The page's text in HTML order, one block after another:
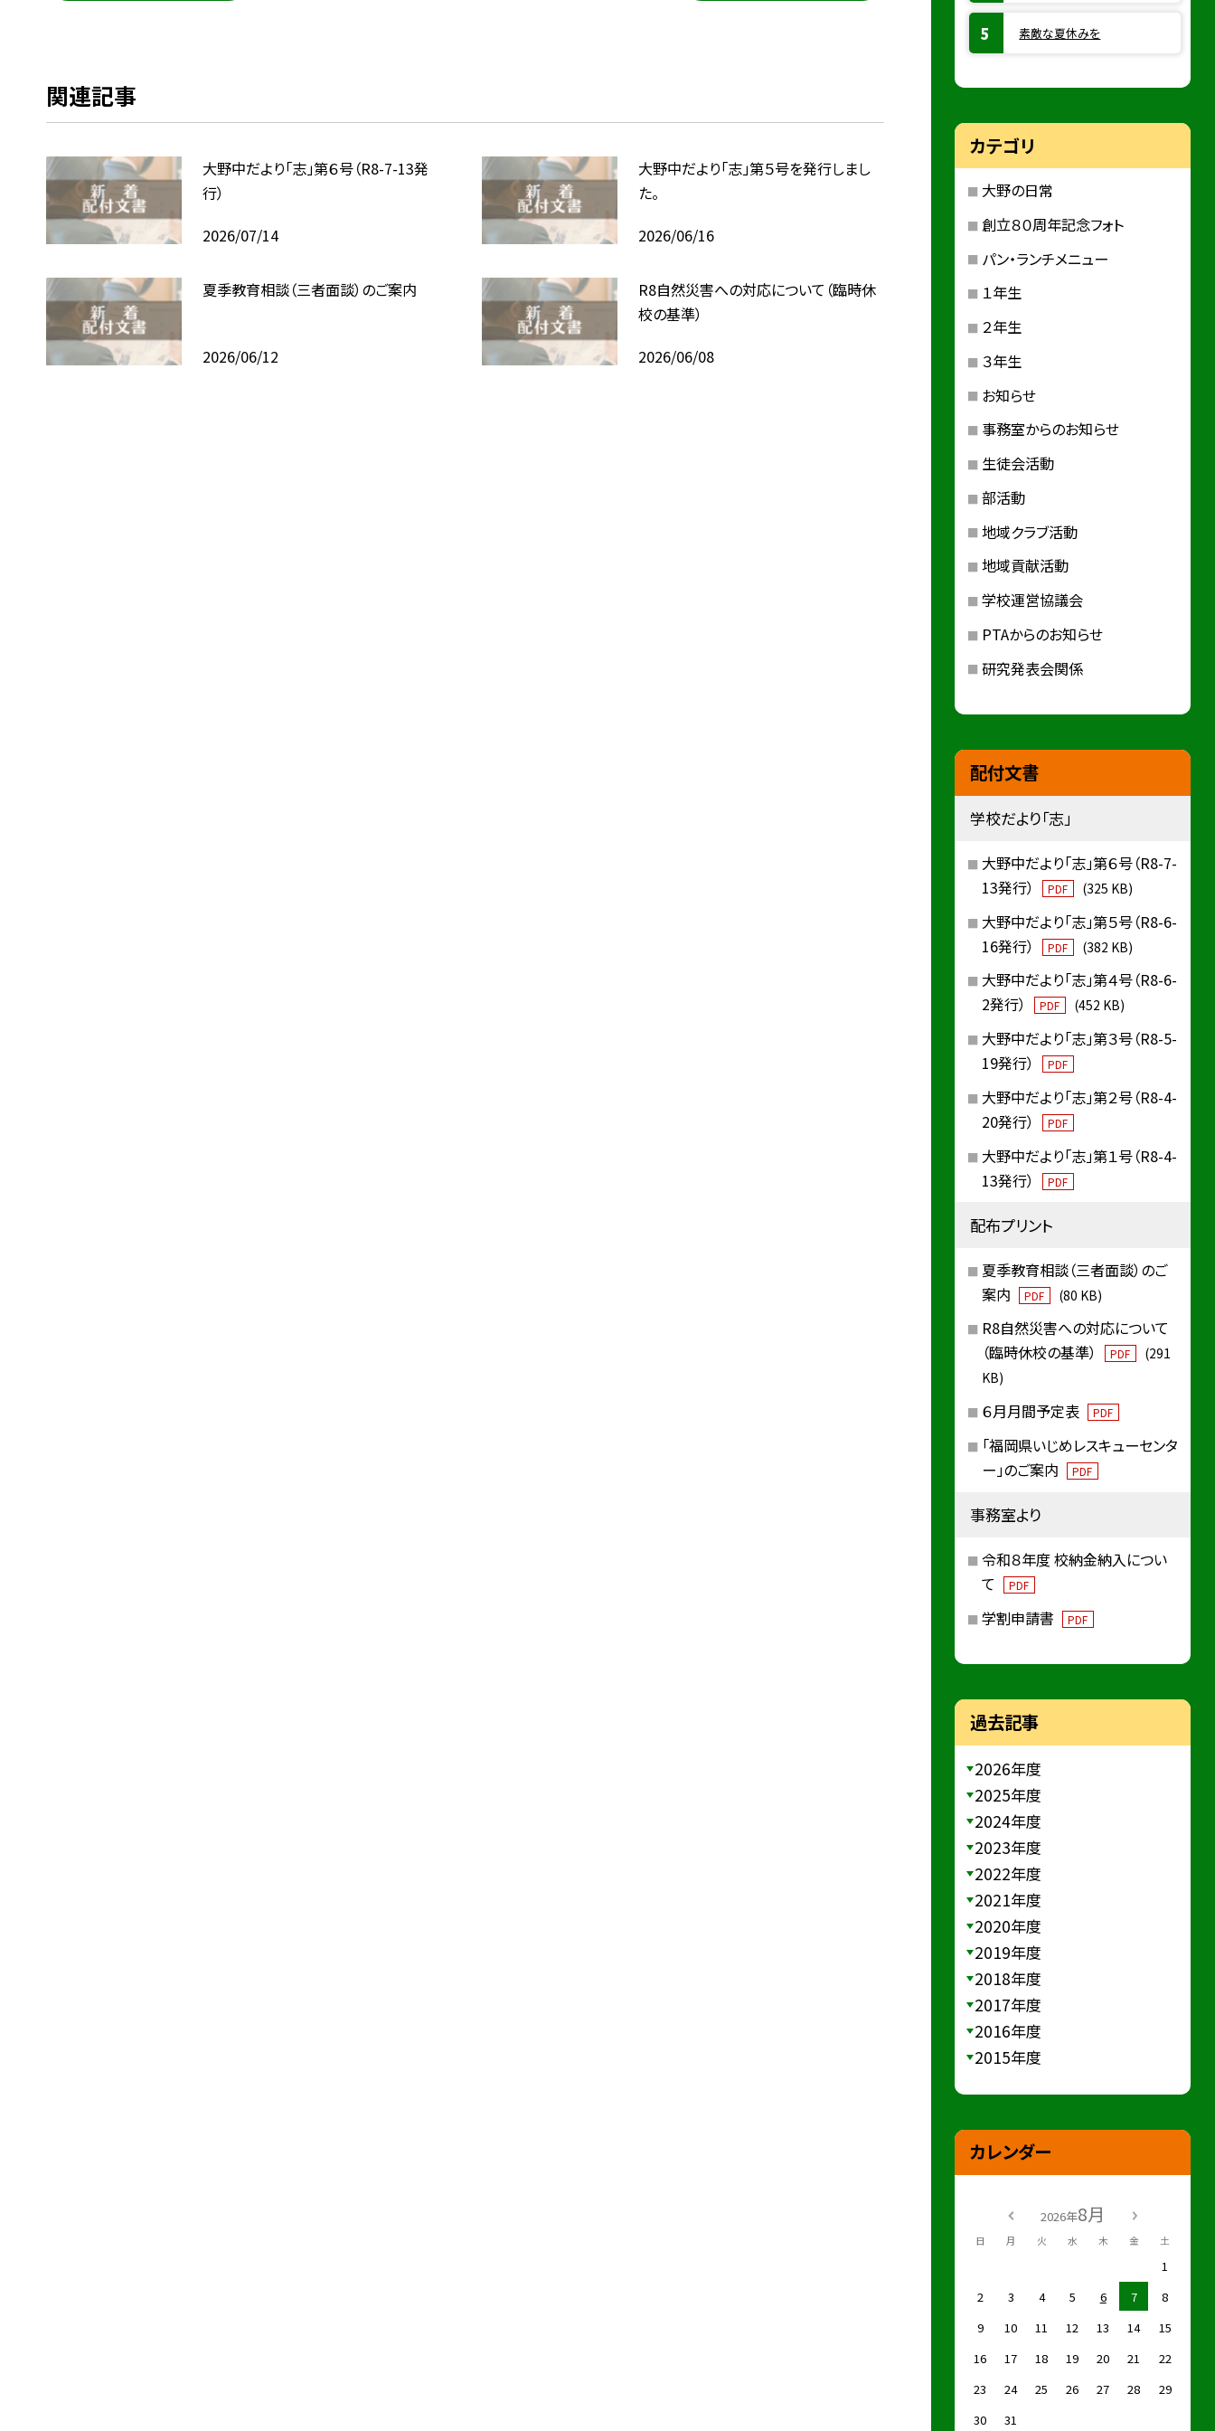
関連記事
大野中だより「志」第６号（R8-7-13発
行）
2026/07/14
大野中だより「志」第５号を発行しまし
た。
2026/06/16
夏季教育相談（三者面談）のご案内
2026/06/12
R8自然災害への対応について（臨時休
校の基準）
2026/06/08
素敵な夏休みを
カテゴリ
大野の日常
創立８０周年記念フォト
パン・ランチメニュー
１年生
２年生
３年生
お知らせ
事務室からのお知らせ
生徒会活動
部活動
地域クラブ活動
地域貢献活動
学校運営協議会
PTAからのお知らせ
研究発表会関係
配付文書
学校だより「志」
大野中だより「志」第６号（R8-7-
13発行）
PDF (325 KB)
大野中だより「志」第５号（R8-6-
16発行）
PDF (382 KB)
大野中だより「志」第４号（R8-6-
2発行）
PDF (452 KB)
大野中だより「志」第３号（R8-5-
19発行）
PDF
大野中だより「志」第２号（R8-4-
20発行）
PDF
大野中だより「志」第１号（R8-4-
13発行）
PDF
配布プリント
夏季教育相談（三者面談）のご
案内
PDF (80 KB)
R8自然災害への対応について
（臨時休校の基準）
PDF
(291
KB)
６月月間予定表 PDF
「福岡県いじめレスキューセンタ
ー」のご案内
PDF
事務室より
令和８年度 校納金納入につい
て
PDF
学割申請書 PDF
過去記事
2026年度
2025年度
2024年度
2023年度
2022年度
2021年度
2020年度
2019年度
2018年度
2017年度
2016年度
2015年度
カレンダー
2026年8月
日 月 火 水 木 金 土
1
2
3 4 5 6 7
8
9
10 11 12 13 14
15
16
17 18 19 20 21
22
23
24 25 26 27 28
29
30
31